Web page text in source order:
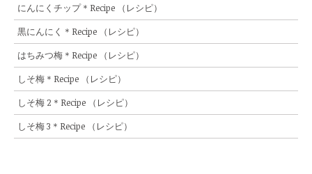
にんにくチップ＊Recipe （レシピ）
黒にんにく＊Recipe （レシピ）
はちみつ梅＊Recipe （レシピ）
しそ梅＊Recipe （レシピ）
しそ梅 2＊Recipe （レシピ）
しそ梅 3＊Recipe （レシピ）